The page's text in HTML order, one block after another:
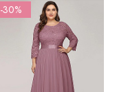
-30%